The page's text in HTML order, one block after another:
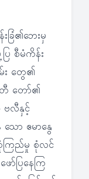
ြံ၏ဘေးမှ
စီမံကိန်း
တွေ၏
တော်၏
ဗလီနှင့်
ော ဧမာနွေ
ကြည်မှု စုံလင်
ပြနေကြ